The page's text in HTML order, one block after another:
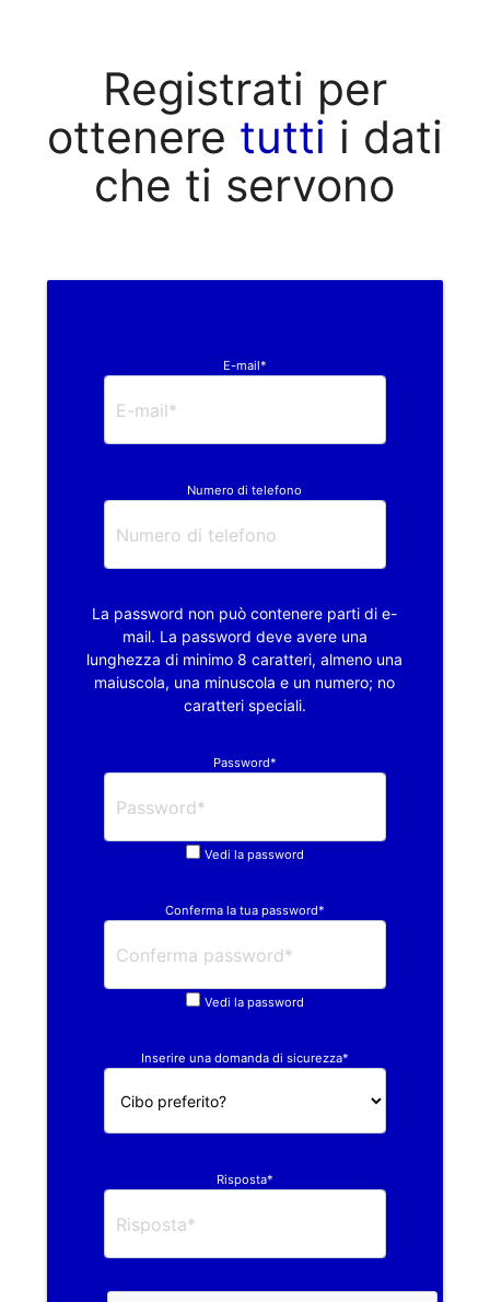
Registrati per
ottenere tutti i dati
che ti servono
E-mail*
Numero di telefono
La password non può contenere parti di e-
mail. La password deve avere una
lunghezza di minimo 8 caratteri, almeno una
maiuscola, una minuscola e un numero; no
caratteri speciali.
Password*
Vedi la password
Conferma la tua password*
Vedi la password
Inserire una domanda di sicurezza*
Risposta*